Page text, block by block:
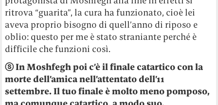
ritrova “guarita”, la cura ha funzionato, cioè lei
aveva proprio bisogno di quell’anno di riposo e
oblio: questo per me è stato straniante perché è
difficile che funzioni così.
ⓢIn Moshfegh poi c’è il finale catartico con la
morte dell’amica nell’attentato dell’11
settembre. Il tuo finale è molto meno pomposo,